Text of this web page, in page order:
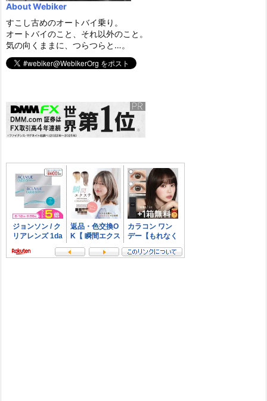
About Webiker
すこし古めのオートバイ乗り。
オートバイのこと、それ以外のこと。
気の向くままに、つらつらと…。